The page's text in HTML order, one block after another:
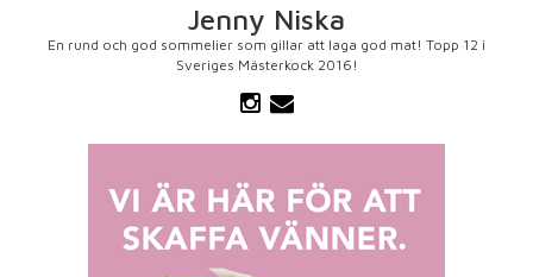
Jenny Niska
En rund och god sommelier som gillar att laga god mat! Topp 12 i
Sveriges Mästerkock 2016!